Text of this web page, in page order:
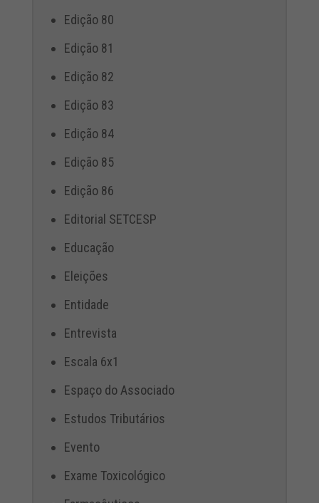
Edição 80
Edição 81
Edição 82
Edição 83
Edição 84
Edição 85
Edição 86
Editorial SETCESP
Educação
Eleições
Entidade
Entrevista
Escala 6x1
Espaço do Associado
Estudos Tributários
Evento
Exame Toxicológico